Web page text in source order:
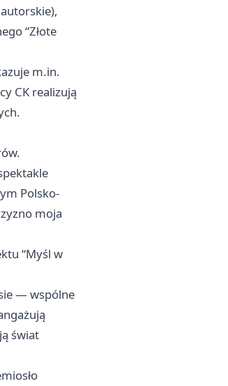
“Złote
m.in.
CK realizują
Polsko-
moja
“Myśl w
— wspólne
świat